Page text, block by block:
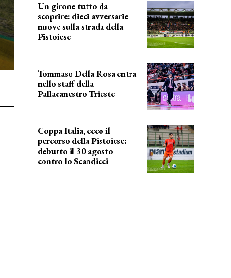
Un girone tutto da
scoprire: dieci avversarie
nuove sulla strada della
Pistoiese
Tommaso Della Rosa entra
nello staff della
Pallacanestro Trieste
Coppa Italia, ecco il
percorso della Pistoiese:
debutto il 30 agosto
contro lo Scandicci